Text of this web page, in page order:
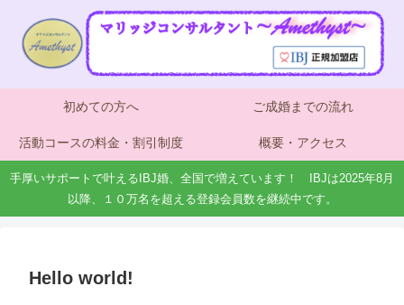
初めての方へ ご成婚までの流れ
活動コースの料金・割引制度 概要・アクセス
手厚いサポートで叶えるIBJ婚、全国で増えています！ IBJは2025年8月
以降、１０万名を超える登録会員数を継続中です。
Hello world!